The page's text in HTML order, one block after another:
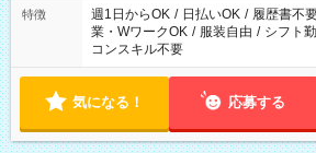
特徴 週1日からOK / 日払いOK / 履歴書不
業・WワークOK / 服装自由 / シフト
コンスキル不要
気になる！ 応募する